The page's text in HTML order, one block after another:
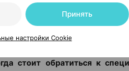
то шампуни от
действительно решить
основателем и
KODERM
стоит обратиться к
Принять
настройки Cookie